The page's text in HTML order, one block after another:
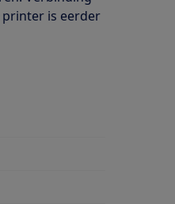
printer is eerder